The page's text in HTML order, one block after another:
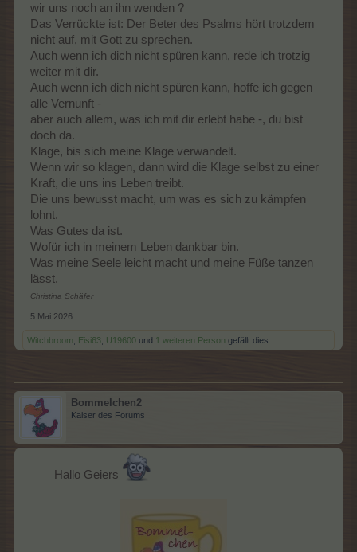
wir uns noch an ihn wenden ?
Das Verrückte ist: Der Beter des Psalms hört trotzdem
nicht auf, mit Gott zu sprechen.
Auch wenn ich dich nicht spüren kann, rede ich trotzig
weiter mit dir.
Auch wenn ich dich nicht spüren kann, hoffe ich gegen
alle Vernunft -
aber auch allem, was ich mit dir erlebt habe -, du bist
doch da.
Klage, bis sich meine Klage verwandelt.
Wenn wir so klagen, dann wird die Klage selbst zu einer
Kraft, die uns ins Leben treibt.
Die uns bewusst macht, um was es sich zu kämpfen
lohnt.
Was Gutes da ist.
Wofür ich in meinem Leben dankbar bin.
Was meine Seele leicht macht und meine Füße tanzen
lässt.
Christina Schäfer
5 Mai 2026
Witchbroom, Eisi63, U19600 und 1 weiteren Person gefällt dies.
Bommelchen2
Kaiser des Forums
Hallo Geiers